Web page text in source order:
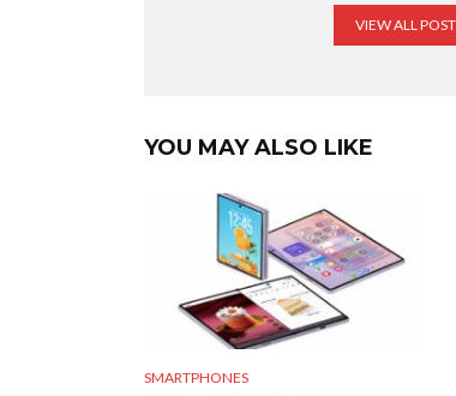
VIEW ALL
YOU MAY ALSO LIKE
SMARTPHONES